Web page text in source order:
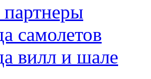
самолетов
вилл и шале